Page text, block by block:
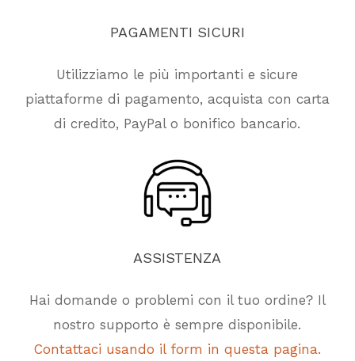
PAGAMENTI SICURI
Utilizziamo le più importanti e sicure
piattaforme di pagamento, acquista con carta
di credito, PayPal o bonifico bancario.
ASSISTENZA
Hai domande o problemi con il tuo ordine? Il
nostro supporto è sempre disponibile.
Contattaci usando il form in questa pagina.